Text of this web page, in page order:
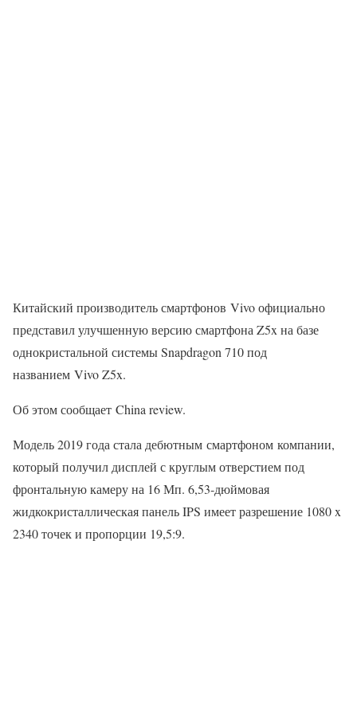
Китайский производитель смартфонов Vivo официально
представил улучшенную версию смартфона Z5x на базе
однокристальной системы Snapdragon 710 под
названием Vivo Z5x.
Об этом сообщает China review.
Модель 2019 года стала дебютным смартфоном компании,
который получил дисплей с круглым отверстием под
фронтальную камеру на 16 Мп. 6,53-дюймовая
жидкокристаллическая панель IPS имеет разрешение 1080 x
2340 точек и пропорции 19,5:9.